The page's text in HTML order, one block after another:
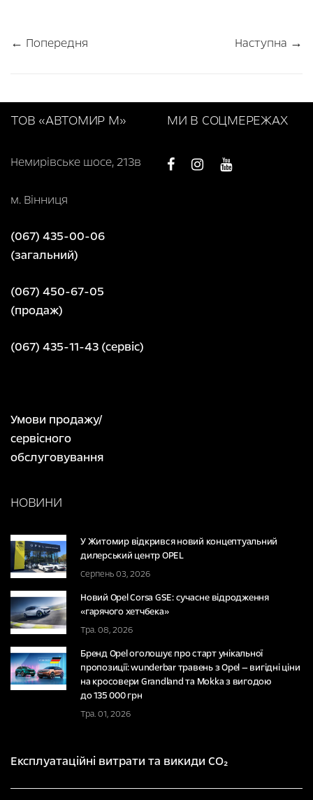
← Попередня Наступна →
ТОВ «АВТОМИР М»
Немирівське шосе, 213в
м. Вінниця
(067) 435-00-06
(загальний)
(067) 450-67-05
(продаж)
(067) 435-11-43 (сервіс)
Умови продажу/
сервісного
обслуговування
МИ В СОЦМЕРЕЖАХ
НОВИНИ
У Житомир відкрився новий концептуальний
дилерський центр OPEL
Серпень 03, 2026
Новий Opel Corsa GSE: сучасне відродження
«гарячого хетчбека»
Тра. 08, 2026
Бренд Opel оголошує про старт унікальної
пропозиції: wunderbar травень з Opel — вигідні ціни
на кросовери Grandland та Mokka з вигодою
до 135 000 грн
Тра. 01, 2026
Експлуатаційні витрати та викиди CO₂